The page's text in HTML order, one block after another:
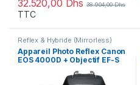
32.520,00 Dhs 38.904,00Dhs
TTC
Reflex & Hybride (Mirrorless)
Appareil Photo Reflex Canon
EOS 4000D + Objectif EF-S